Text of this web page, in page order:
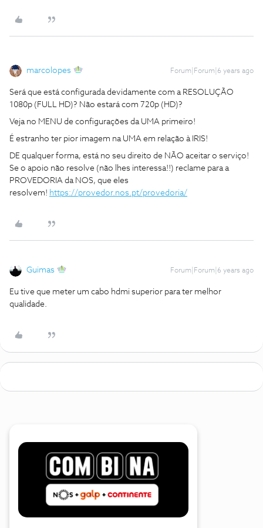
marcolopes Forum|Forum|6 years ago
Será que está configurada devidamente com a RESOLUÇÃO
1080p (FULL HD)? Não estará com 720p (HD)?
Veja no MENU de configurações da UMA primeiro!
É estranho ter pior imagem na UMA em relação à IRIS!
DE qualquer forma, está no seu direito de NÃO aceitar o serviço!
Se o apoio não resolve (não lhes interessa!!) reclame para a
PROVEDORIA da NOS, que eles
resolvem! https://provedor.nos.pt/provedoria/
Guimas Forum|Forum|6 years ago
Eu tive que meter um cabo hdmi superior para ter melhor
qualidade.